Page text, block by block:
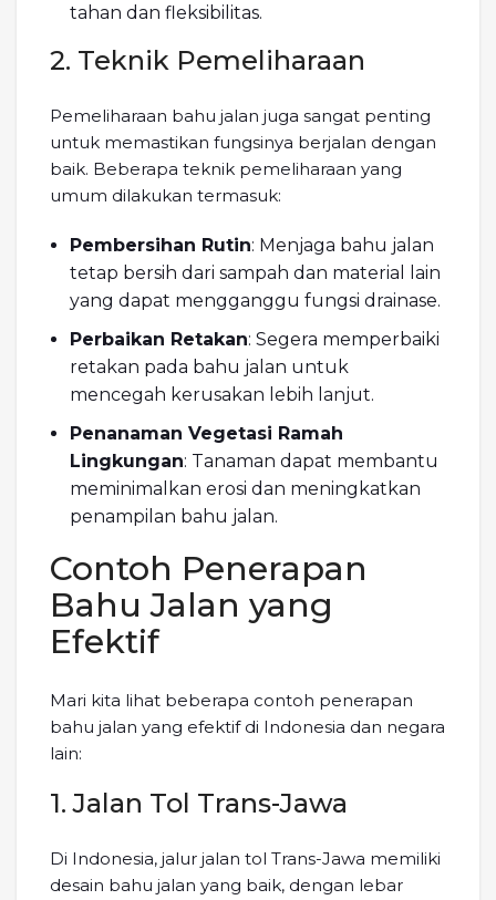
tahan dan fleksibilitas.
2. Teknik Pemeliharaan
Pemeliharaan bahu jalan juga sangat penting
untuk memastikan fungsinya berjalan dengan
baik. Beberapa teknik pemeliharaan yang
umum dilakukan termasuk:
Pembersihan Rutin: Menjaga bahu jalan
tetap bersih dari sampah dan material lain
yang dapat mengganggu fungsi drainase.
Perbaikan Retakan: Segera memperbaiki
retakan pada bahu jalan untuk
mencegah kerusakan lebih lanjut.
Penanaman Vegetasi Ramah
Lingkungan: Tanaman dapat membantu
meminimalkan erosi dan meningkatkan
penampilan bahu jalan.
Contoh Penerapan
Bahu Jalan yang
Efektif
Mari kita lihat beberapa contoh penerapan
bahu jalan yang efektif di Indonesia dan negara
lain:
1. Jalan Tol Trans-Jawa
Di Indonesia, jalur jalan tol Trans-Jawa memiliki
desain bahu jalan yang baik, dengan lebar